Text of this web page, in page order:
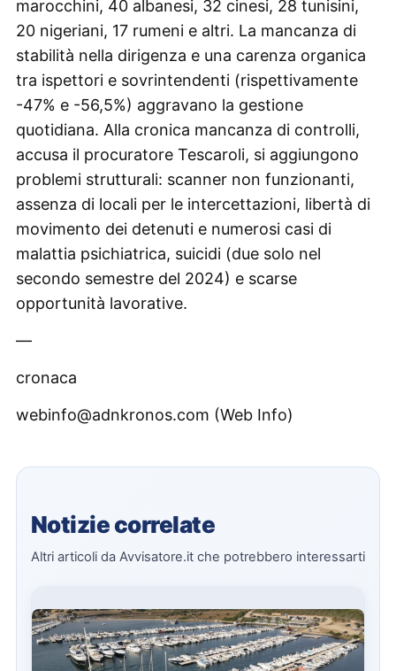
marocchini, 40 albanesi, 32 cinesi, 28 tunisini,
20 nigeriani, 17 rumeni e altri. La mancanza di
stabilità nella dirigenza e una carenza organica
tra ispettori e sovrintendenti (rispettivamente
-47% e -56,5%) aggravano la gestione
quotidiana. Alla cronica mancanza di controlli,
accusa il procuratore Tescaroli, si aggiungono
problemi strutturali: scanner non funzionanti,
assenza di locali per le intercettazioni, libertà di
movimento dei detenuti e numerosi casi di
malattia psichiatrica, suicidi (due solo nel
secondo semestre del 2024) e scarse
opportunità lavorative.
—
cronaca
webinfo@adnkronos.com (Web Info)
Notizie correlate
Altri articoli da Avvisatore.it che potrebbero interessarti